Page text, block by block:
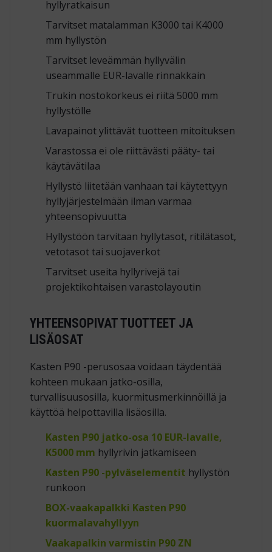
hyllyratkaisun
Tarvitset matalamman K3000 tai K4000
mm hyllystön
Tarvitset leveämmän hyllyvälin
useammalle EUR-lavalle rinnakkain
Trukin nostokorkeus ei riitä 5000 mm
hyllystölle
Lavapainot ylittävät tuotteen mitoituksen
Varastossa ei ole riittävästi pääty- tai
käytävätilaa
Hyllystö liitetään vanhaan tai käytettyyn
hyllyjärjestelmään ilman varmaa
yhteensopivuutta
Hyllystöön tarvitaan hyllytasot, ritilätasot,
vetotasot tai suojaverkot
Tarvitset useita hyllyrivejä tai
projektikohtaisen varastolayoutin
YHTEENSOPIVAT TUOTTEET JA
LISÄOSAT
Kasten P90 -perusosaa voidaan täydentää
kohteen mukaan jatko-osilla,
turvallisuusosilla, kuormitusmerkinnöillä ja
käyttöä helpottavilla lisäosilla.
Kasten P90 jatko-osa 10 EUR-lavalle,
K5000 mm hyllyrivin jatkamiseen
Kasten P90 -pylväselementit hyllystön
runkoon
BOX-vaakapalkki Kasten P90
kuormalavahyllyyn
Vaakapalkin varmistin P90 ZN